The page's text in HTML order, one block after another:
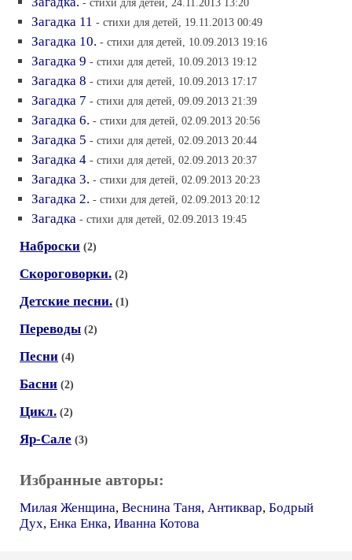
Загадка 11 - стихи для детей, 19.11.2013 00:49
Загадка 10. - стихи для детей, 10.09.2013 19:16
Загадка 9 - стихи для детей, 10.09.2013 19:12
Загадка 8 - стихи для детей, 10.09.2013 17:17
Загадка 7 - стихи для детей, 09.09.2013 21:39
Загадка 6. - стихи для детей, 02.09.2013 20:56
Загадка 5 - стихи для детей, 02.09.2013 20:44
Загадка 4 - стихи для детей, 02.09.2013 20:37
Загадка 3. - стихи для детей, 02.09.2013 20:23
Загадка 2. - стихи для детей, 02.09.2013 20:12
Загадка - стихи для детей, 02.09.2013 19:45
Наброски (2)
Скороговорки. (2)
Детские песни. (1)
Переводы (2)
Песни (4)
Басни (2)
Цикл. (2)
Яр-Сале (3)
Избранные авторы:
Милая Женщина, Веснина Таня, Антиквар, Бодрый
Дух, Енка Енка, Иванна Котова